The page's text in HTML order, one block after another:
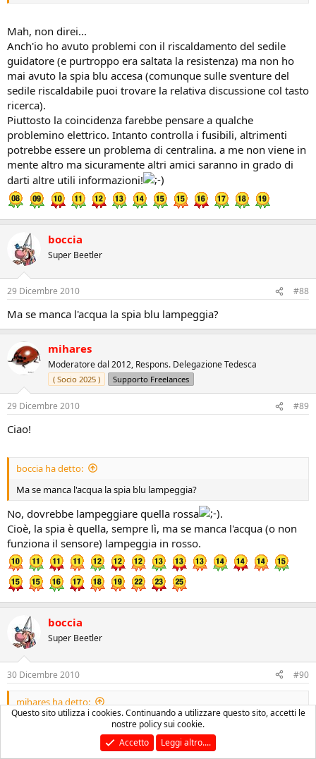
Mah, non direi...
Anch'io ho avuto problemi con il riscaldamento del sedile
guidatore (e purtroppo era saltata la resistenza) ma non ho
mai avuto la spia blu accesa (comunque sulle sventure del
sedile riscaldabile puoi trovare la relativa discussione col tasto
ricerca).
Piuttosto la coincidenza farebbe pensare a qualche
problemino elettrico. Intanto controlla i fusibili, altrimenti
potrebbe essere un problema di centralina. a me non viene in
mente altro ma sicuramente altri amici saranno in grado di
darti altre utili informazioni!
boccia
Super Beetler
29 Dicembre 2010 #88
Ma se manca l'acqua la spia blu lampeggia?
mihares
Moderatore dal 2012, Respons. Delegazione Tedesca
( Socio 2025 ) Supporto Freelances
29 Dicembre 2010 #89
Ciao!
boccia ha detto:
Ma se manca l'acqua la spia blu lampeggia?
No, dovrebbe lampeggiare quella rossa
.
Cioè, la spia è quella, sempre lì, ma se manca l'acqua (o non
funziona il sensore) lampeggia in rosso.
boccia
Super Beetler
30 Dicembre 2010 #90
mihares ha detto:
Questo sito utilizza i cookies. Continuando a utilizzare questo sito, accetti le
nostre policy sui cookie.
Accetto
Leggi altro....